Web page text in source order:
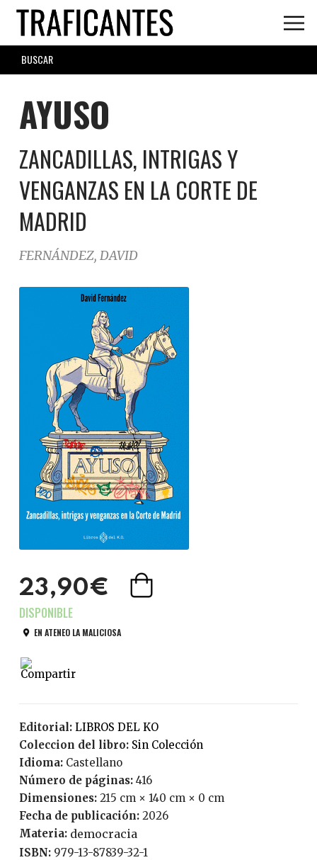
Skip
main
content
SEARCH
FORM
AYUSO
ZANCADILLAS, INTRIGAS Y
VENGANZAS EN LA CORTE DE
MADRID
FERNÁNDEZ, DAVID
23,90€
EN ATENEO LA MALICIOSA
Editorial:
LIBROS DEL KO
Coleccion del libro:
Sin Colección
Idioma:
Castellano
Número de páginas:
416
Dimensiones: 215 cm × 140 cm × 0 cm
Fecha de publicación:
2026
Materia: democracia
ISBN: 979-13-87839-32-1